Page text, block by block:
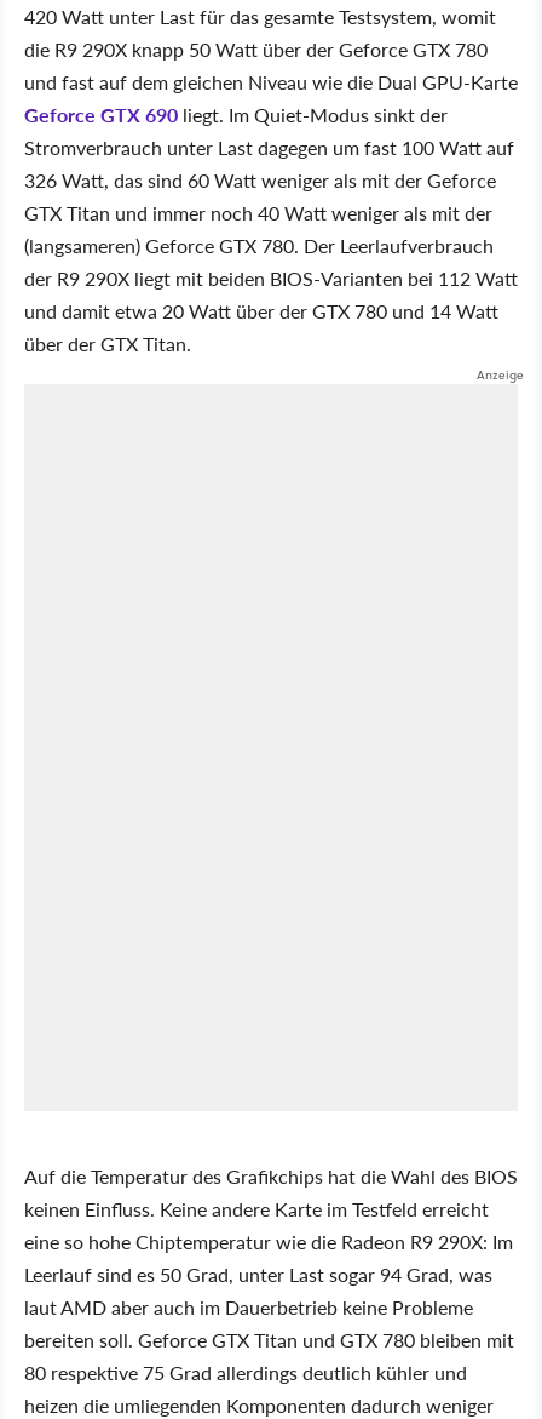
420 Watt unter Last für das gesamte Testsystem, womit
die R9 290X knapp 50 Watt über der Geforce GTX 780
und fast auf dem gleichen Niveau wie die Dual GPU-Karte
Geforce GTX 690 liegt. Im Quiet-Modus sinkt der
Stromverbrauch unter Last dagegen um fast 100 Watt auf
326 Watt, das sind 60 Watt weniger als mit der Geforce
GTX Titan und immer noch 40 Watt weniger als mit der
(langsameren) Geforce GTX 780. Der Leerlaufverbrauch
der R9 290X liegt mit beiden BIOS-Varianten bei 112 Watt
und damit etwa 20 Watt über der GTX 780 und 14 Watt
über der GTX Titan.
Auf die Temperatur des Grafikchips hat die Wahl des BIOS
keinen Einfluss. Keine andere Karte im Testfeld erreicht
eine so hohe Chiptemperatur wie die Radeon R9 290X: Im
Leerlauf sind es 50 Grad, unter Last sogar 94 Grad, was
laut AMD aber auch im Dauerbetrieb keine Probleme
bereiten soll. Geforce GTX Titan und GTX 780 bleiben mit
80 respektive 75 Grad allerdings deutlich kühler und
heizen die umliegenden Komponenten dadurch weniger